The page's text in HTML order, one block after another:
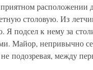
расположении
столовую. Из
подсел к нему за
Майор, непривычно
подозревая, между